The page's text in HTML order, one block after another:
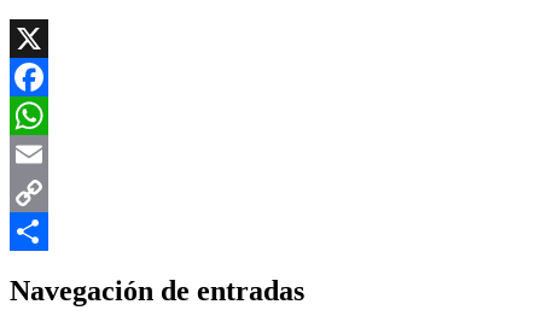
X
Facebook
WhatsApp
Email
Copy
Navegación de entradas